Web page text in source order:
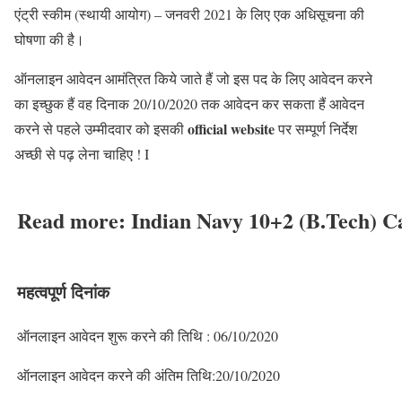
एंट्री स्कीम (स्थायी आयोग) – जनवरी 2021 के लिए एक अधिसूचना की
घोषणा की है।
ऑनलाइन आवेदन आमंत्रित किये जाते हैं जो इस पद के लिए आवेदन करने
का इच्छुक हैं वह दिनाक 20/10/2020 तक आवेदन कर सकता हैं आवेदन
करने से पहले उम्मीदवार को इसकीofficial websiteपर सम्पूर्ण निर्देश
अच्छी से पढ़ लेना चाहिए ! I
Read more: Indian Navy 10+2 (B.Tech)
महत्वपूर्ण दिनांक
ऑनलाइन आवेदन शुरू करने की तिथि : 06/10/2020
ऑनलाइन आवेदन करने की अंतिम तिथि:20/10/2020